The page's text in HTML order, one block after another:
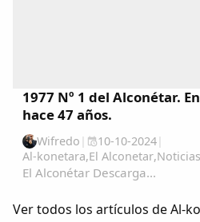
1977 Nº 1 del Alconétar.
hace 47 años.
Wifredo | 10-10-2024|
Al-konetara,El Alconetar,Noticias
El Alconétar Descarga...
Ver todos los artículos de Al-